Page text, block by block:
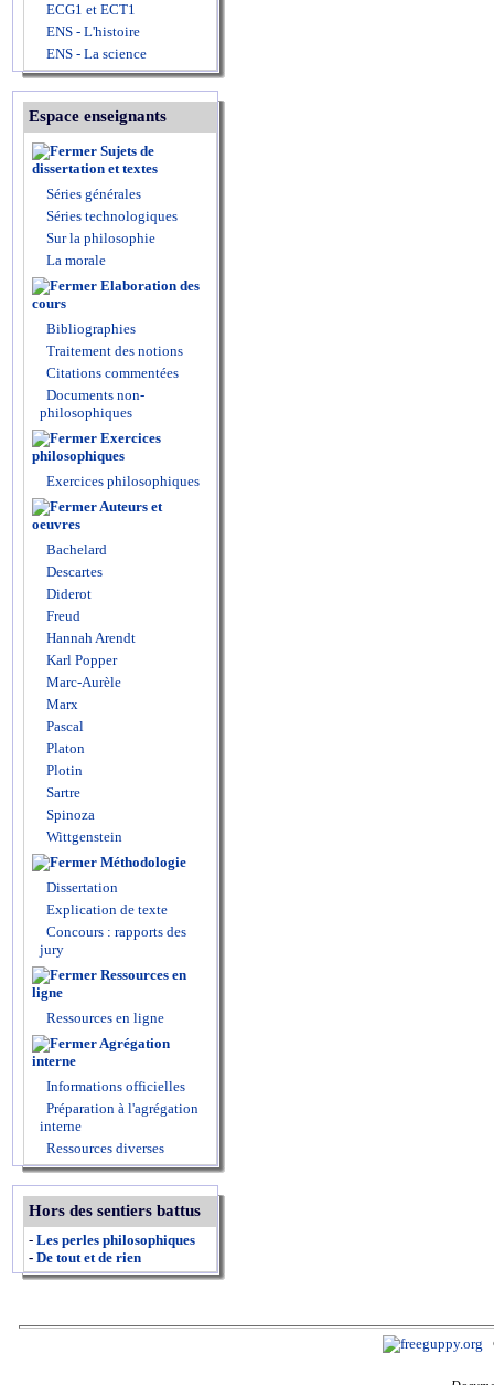
ECG1 et ECT1
ENS - L'histoire
ENS - La science
Espace enseignants
Sujets de
dissertation et textes
Séries générales
Séries technologiques
Sur la philosophie
La morale
Elaboration des
cours
Bibliographies
Traitement des notions
Citations commentées
Documents non-
philosophiques
Exercices
philosophiques
Exercices philosophiques
Auteurs et
oeuvres
Bachelard
Descartes
Diderot
Freud
Hannah Arendt
Karl Popper
Marc-Aurèle
Marx
Pascal
Platon
Plotin
Sartre
Spinoza
Wittgenstein
Méthodologie
Dissertation
Explication de texte
Concours : rapports des
jury
Ressources en
ligne
Ressources en ligne
Agrégation
interne
Informations officielles
Préparation à l'agrégation
interne
Ressources diverses
Hors des sentiers battus
- Les perles philosophiques
- De tout et de rien